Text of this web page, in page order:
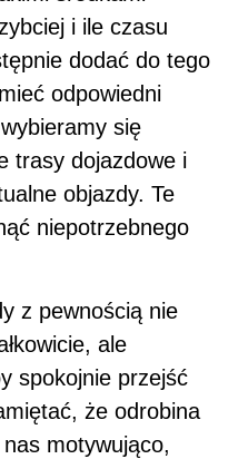
i ile czasu
dodać do tego
odpowiedni
się
trasy dojazdowe i
objazdy. Te
niepotrzebnego
z pewnością nie
ale
spokojnie przejść
że odrobina
motywująco,